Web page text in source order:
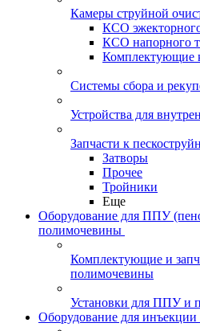
Камеры струйной
КСО
КСО напорного
Комплектующие
Системы сбора и
Устройства для
Запчасти к
Затворы
Прочее
Тройники
Еще
Оборудование для ППУ
полимочевины
Комплектующие и
полимочевины
Установки для ППУ и
Оборудование для инъекции